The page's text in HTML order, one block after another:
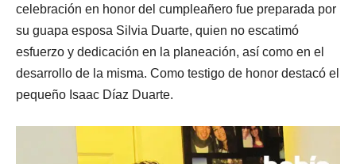
celebración en honor del cumpleañero fue preparada por
su guapa esposa Silvia Duarte, quien no escatimó
esfuerzo y dedicación en la planeación, así como en el
desarrollo de la misma. Como testigo de honor destacó el
pequeño Isaac Díaz Duarte.